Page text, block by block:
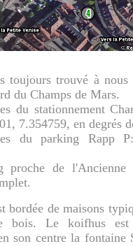
toujours trouvé à
du Champs de Mars.
du stationnement
7.354759, en degrés
du parking Rapp
proche de l'Ancienne
bordée de maisons
bois. Le koifhus est
son centre la fontaine